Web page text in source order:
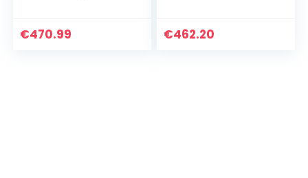
Hoogte Helling Niet
€470.99
Mini Vouwen
€462.20